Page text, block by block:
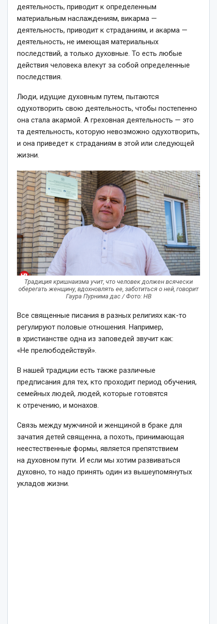
деятельность, приводит к определенным
материальным наслаждениям, викарма —
деятельность, приводит к страданиям, и акарма —
деятельность, не имеющая материальных
последствий, а только духовные. То есть любые
действия человека влекут за собой определенные
последствия.
Люди, идущие духовным путем, пытаются
одухотворить свою деятельность, чтобы постепенно
она стала акармой. А греховная деятельность — это
та деятельность, которую невозможно одухотворить,
и она приведет к страданиям в этой или следующей
жизни.
Традиция кришнаизма учит, что человек должен всячески
оберегать женщину, вдохновлять ее, заботиться о ней, говорит
Гаура Пурнима дас / Фото: НВ
Все священные писания в разных религиях как-то
регулируют половые отношения. Например,
в христианстве одна из заповедей звучит как:
«Не прелюбодействуй».
В нашей традиции есть также различные
предписания для тех, кто проходит период обучения,
семейных людей, людей, которые готовятся
к отречению, и монахов.
Связь между мужчиной и женщиной в браке для
зачатия детей священна, а похоть, принимающая
неестественные формы, является препятствием
на духовном пути. И если мы хотим развиваться
духовно, то надо принять один из вышеупомянутых
укладов жизни.